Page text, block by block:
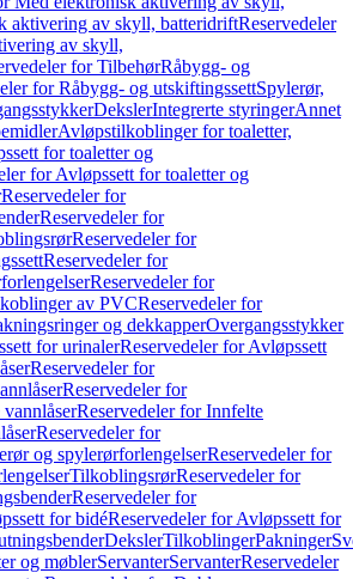
aktivering av skyll, batteridriftReservedeler
av skyll,
for TilbehørRåbygg- og
for Råbygg- og utskiftingssettSpylerør,
DekslerIntegrerte styringerAnnet
Avløpstilkoblinger for toaletter,
for toaletter og
for Avløpssett for toaletter og
Reservedeler for
Reservedeler for
Reservedeler for
Reservedeler for
Reservedeler for
av PVCReservedeler for
og dekkapperOvergangsstykker
for urinalerReservedeler for Avløpssett
Reservedeler for
Reservedeler for
Reservedeler for Innfelte
Reservedeler for
og spylerørforlengelserReservedeler for
TilkoblingsrørReservedeler for
Reservedeler for
for bidéReservedeler for Avløpssett for
DekslerTilkoblingerPakninger
og møblerServanterServanterReservedeler